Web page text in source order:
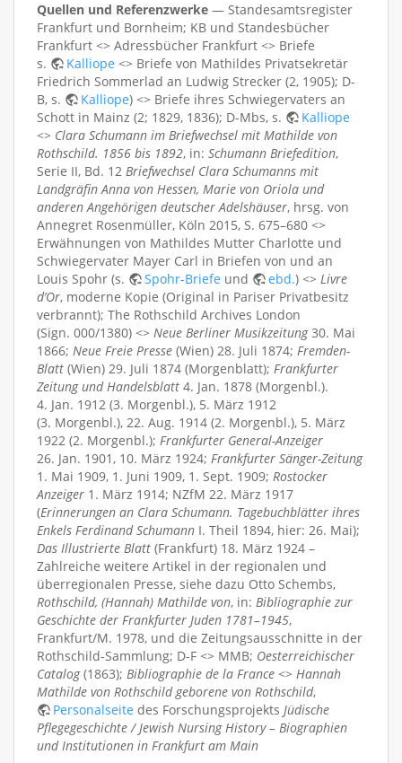
Quellen und Referenzwerke — Standesamtsregister
Frankfurt und Bornheim; KB und Standesbücher
Frankfurt <> Adressbücher Frankfurt <> Briefe
s.
Kalliope <> Briefe von Mathildes Privatsekretär
Friedrich Sommerlad an Ludwig Strecker (2, 1905); D-
B, s.
Kalliope) <> Briefe ihres Schwiegervaters an
Schott in Mainz (2; 1829, 1836); D-Mbs, s.
Kalliope
<> Clara Schumann im Briefwechsel mit Mathilde von
Rothschild. 1856 bis 1892, in: Schumann Briefedition,
Serie II, Bd. 12 Briefwechsel Clara Schumanns mit
Landgräfin Anna von Hessen, Marie von Oriola und
anderen Angehörigen deutscher Adelshäuser, hrsg. von
Annegret Rosenmüller, Köln 2015, S. 675–680 <>
Erwähnungen von Mathildes Mutter Charlotte und
Schwiegervater Mayer Carl in Briefen von und an
Louis Spohr (s.
Spohr-Briefe und ebd.) <> Livre
d’Or, moderne Kopie (Original in Pariser Privatbesitz
verbrannt); The Rothschild Archives London
(Sign. 000/1380) <> Neue Berliner Musikzeitung30. Mai
1866; Neue Freie Presse (Wien) 28. Juli 1874; Fremden-
Blatt (Wien) 29. Juli 1874 (Morgenblatt); Frankfurter
Zeitung und Handelsblatt 4. Jan. 1878 (Morgenbl.).
4. Jan. 1912 (3. Morgenbl.), 5. März 1912
(3. Morgenbl.), 22. Aug. 1914 (2. Morgenbl.), 5. März
1922 (2. Morgenbl.); Frankfurter General-Anzeiger
26. Jan. 1901, 10. März 1924; Frankfurter Sänger-Zeitung
1. Mai 1909, 1. Juni 1909, 1. Sept. 1909; Rostocker
Anzeiger 1. März 1914; NZfM 22. März 1917
(Erinnerungen an Clara Schumann. Tagebuchblätter ihres
Enkels Ferdinand Schumann I. Theil 1894, hier: 26. Mai);
Das Illustrierte Blatt (Frankfurt) 18. März 1924 –
Zahlreiche weitere Artikel in der regionalen und
überregionalen Presse, siehe dazu Otto Schembs,
Rothschild, (Hannah) Mathilde von, in: Bibliographie zur
Geschichte der Frankfurter Juden 1781–1945,
Frankfurt/M. 1978, und die Zeitungsausschnitte in der
Rothschild-Sammlung; D-F <> MMB; Oesterreichischer
Catalog(1863); Bibliographie de la France <> Hannah
Mathilde von Rothschild geborene von Rothschild,
Personalseite des Forschungsprojekts Jüdische
Pflegegeschichte / Jewish Nursing History – Biographien
und Institutionen in Frankfurt am Main